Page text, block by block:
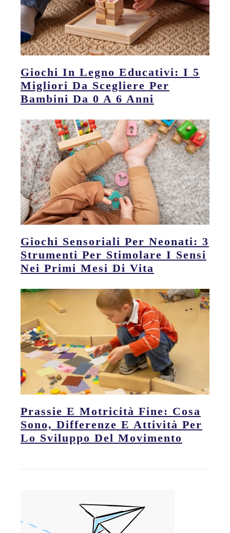
Giochi In Legno Educativi: I 5
Migliori Da Scegliere Per
Bambini Da 0 A 6 Anni
Giochi Sensoriali Per Neonati: 3
Strumenti Per Stimolare I Sensi
Nei Primi Mesi Di Vita
Prassie E Motricità Fine: Cosa
Sono, Differenze E Attività Per
Lo Sviluppo Del Movimento